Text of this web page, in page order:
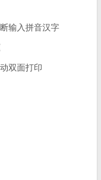
输入拼音汉字
双面打印